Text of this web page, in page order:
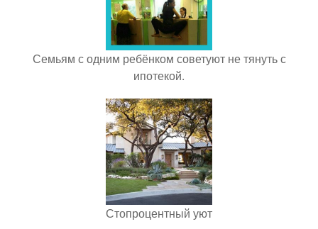
Семьям с одним ребёнком советуют не тянуть с
ипотекой.
Стопроцентный уют